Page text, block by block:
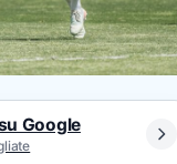
Google